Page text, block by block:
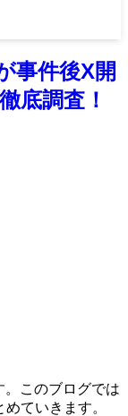
事件後X開
底調査！
このブログでは
ていきます。